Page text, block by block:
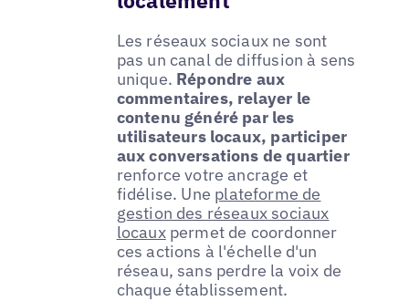
Les réseaux sociaux ne sont
pas un canal de diffusion à sens
unique. Répondre aux
commentaires, relayer le
contenu généré par les
utilisateurs locaux, participer
aux conversations de quartier
renforce votre ancrage et
fidélise. Une plateforme de
gestion des réseaux sociaux
locauxpermet de coordonner
ces actions à l'échelle d'un
réseau, sans perdre la voix de
chaque établissement.